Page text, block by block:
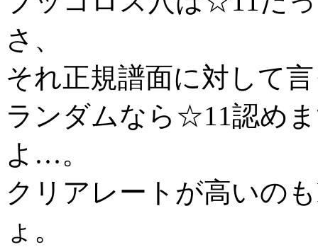
さ、
それ正規譜面に対して
ランダムなら☆11認め
よ…。
クリアレートが高いの
ょ。